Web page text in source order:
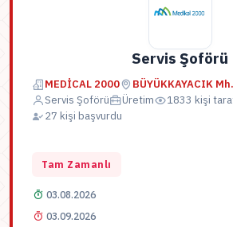
Servis Şoförü
MEDİCAL 2000
BÜYÜKKAYACIK
Servis Şoförü
Üretim
1833 kişi
27 kişi başvurdu
Tam Zamanlı
03.08.2026
03.09.2026